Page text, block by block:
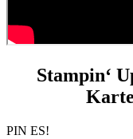
Stampin‘
PIN ES!